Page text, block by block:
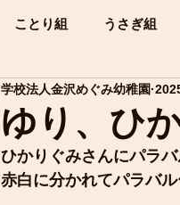
ことり組 うさぎ組
ゆり、ひ
学校法人金沢めぐみ幼稚園
ひかりぐみさんにパラ
赤白に分かれてパラバル